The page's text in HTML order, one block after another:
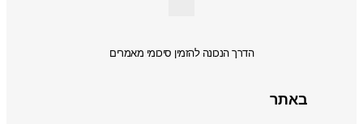
הדרך הנכונה להזמין סיכומי מאמרים
באתר